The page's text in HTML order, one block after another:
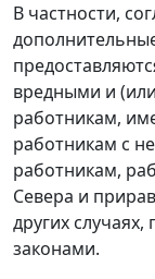
В частности,
вредными и
работникам,
работникам с
работникам,
Севера и
других
законами.